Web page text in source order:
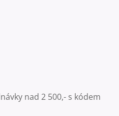
nad 2 500,- s kódem